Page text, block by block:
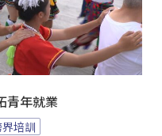
青年就業
培訓